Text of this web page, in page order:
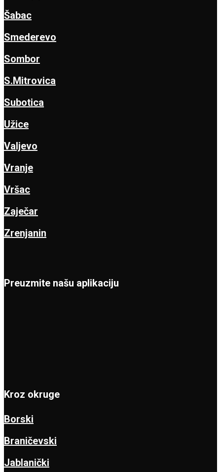
Šabac
Smederevo
Sombor
S.Mitrovica
Subotica
Užice
Valjevo
Vranje
Vršac
Zaječar
Zrenjanin
Preuzmite našu aplikaciju
Kroz okruge
Borski
Braničevski
Jablanički